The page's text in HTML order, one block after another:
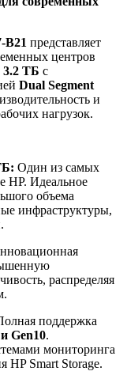
B21 представляет
центров
3.2 ТБ с
Dual Segment
и
нагрузок.
Один из самых
HP. Идеальное
объема
инфраструктуры,
распределяя
поддержка
Gen10.
мониторинга
HP Smart Storage.